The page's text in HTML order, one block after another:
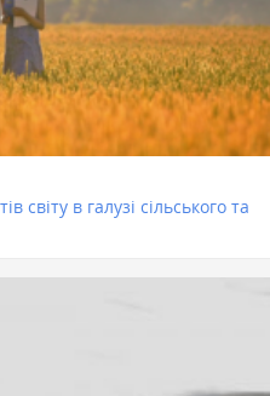
світу в галузі сільського та